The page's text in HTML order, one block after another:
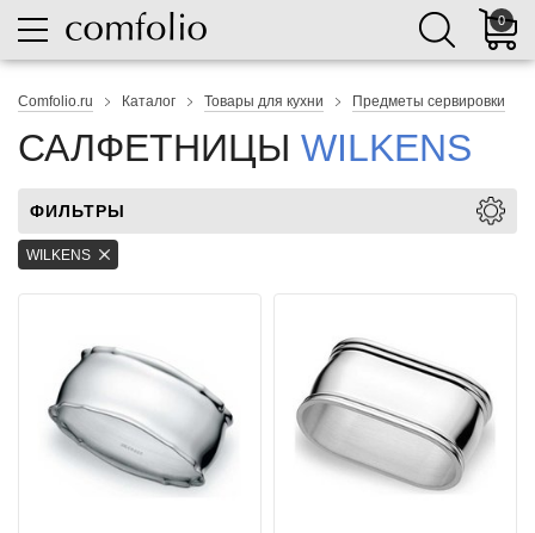
0
Comfolio.ru Каталог Товары для кухни Предметы сервировки
САЛФЕТНИЦЫ WILKENS
ФИЛЬТРЫ
WILKENS